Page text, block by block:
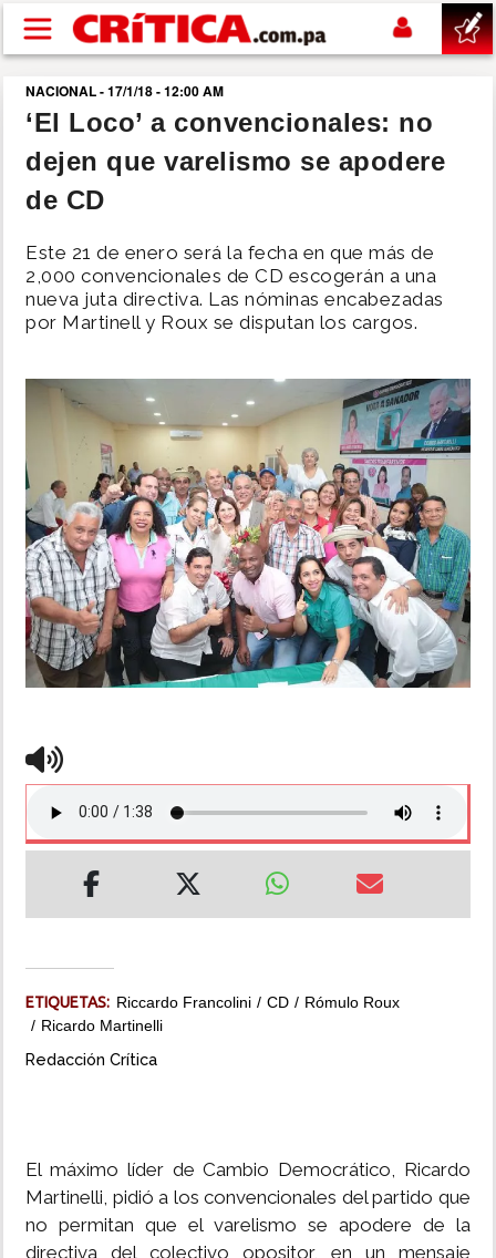
Pasar al contenido principal
buscar
SUCESOS
POLÍTICA
DEPORTES
MUNDO
INSÓLITAS
MULTIMEDIA
IMPRESO
NACIONAL - 17/1/18 - 12:00 AM
‘El Loco’ a convencionales: no
dejen que varelismo se apodere
de CD
Este 21 de enero será la fecha en que más de
2,000 convencionales de CD escogerán a una
nueva juta directiva. Las nóminas encabezadas
por Martinell y Roux se disputan los cargos.
ETIQUETAS: Riccardo Francolini CD
Rómulo Roux
Ricardo Martinelli
Redacción Crítica
El máximo líder de Cambio Democrático, Ricardo
Martinelli, pidió a los convencionales del partido que
no permitan que el varelismo se apodere de la
directiva del colectivo opositor, en un mensaje